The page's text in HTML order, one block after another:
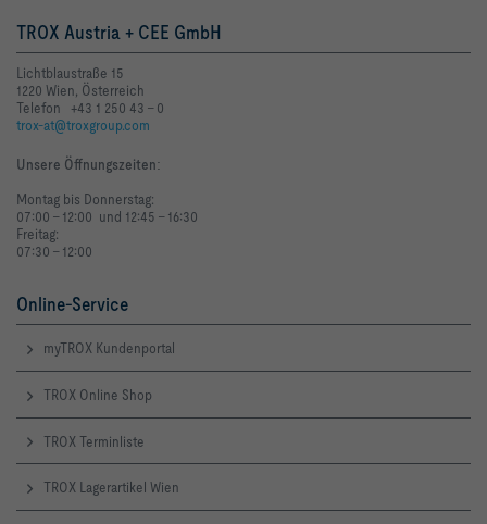
TROX Austria + CEE GmbH
Lichtblaustraße 15
1220 Wien, Österreich
Telefon +43 1 250 43 - 0
trox-at@troxgroup.com
Unsere Öffnungszeiten:
Montag bis Donnerstag:
07:00 - 12:00 und 12:45 - 16:30
Freitag:
07:30 - 12:00
Online-Service
myTROX Kundenportal
TROX Online Shop
TROX Terminliste
TROX Lagerartikel Wien